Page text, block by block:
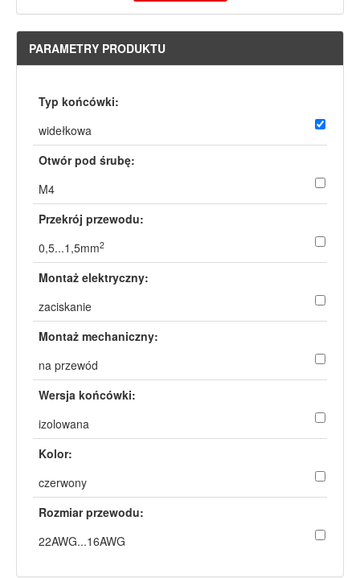
PARAMETRY PRODUKTU
Typ końcówki:
widełkowa
Otwór pod śrubę:
M4
Przekrój przewodu:
0,5...1,5mm2
Montaż elektryczny:
zaciskanie
Montaż mechaniczny:
na przewód
Wersja końcówki:
izolowana
Kolor:
czerwony
Rozmiar przewodu:
22AWG...16AWG